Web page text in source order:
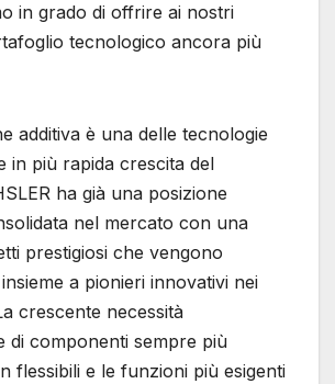
in grado di offrire ai nostri
tecnologico ancora più
additiva è una delle tecnologie
in più rapida crescita del
ha già una posizione
nel mercato con una
prestigiosi che vengono
a pionieri innovativi nei
crescente necessità
di componenti sempre più
flessibili e le funzioni più esigenti